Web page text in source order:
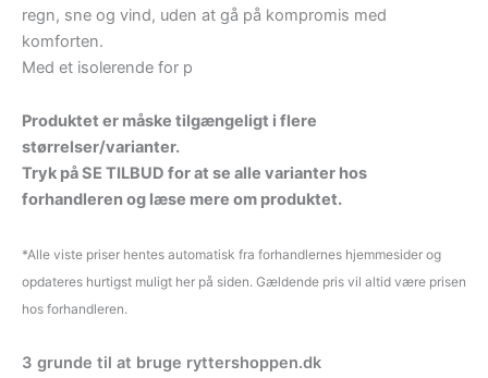
regn, sne og vind, uden at gå på kompromis med
komforten.
Med et isolerende for p
Produktet er måske tilgængeligt i flere
størrelser/varianter.
Tryk på SE TILBUD for at se alle varianter hos
forhandleren og læse mere om produktet.
*Alle viste priser hentes automatisk fra forhandlernes hjemmesider og
opdateres hurtigst muligt her på siden. Gældende pris vil altid være prisen
hos forhandleren.
3 grunde til at bruge ryttershoppen.dk